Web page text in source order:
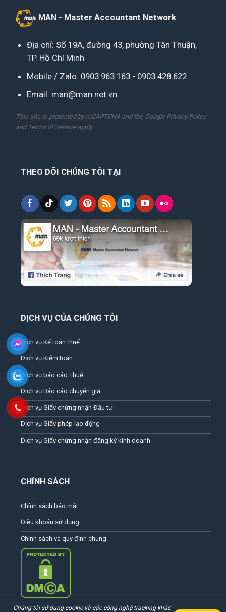
MAN - Master Accountant Network
Địa chỉ: Số 19A, đường 43, phường Tân Thuận,
TP. Hồ Chí Minh
Mobile / Zalo: 0903 963 163- 0903 428 622
Email: man@man.net.vn
This site is protected by reCAPTCHA and the Google Privacy Policy
and Terms of Serviceapply.
THEO DÕI CHÚNG TÔI TẠI
DỊCH VỤ CỦA CHÚNG TÔI
Dịch vụ Kế toán thuế
Dịch vụ Kiểm toán
Dịch vụ báo cáo Thuế
Dịch vụ Báo cáo chuyển giá
Dịch vụ Giấy chứng nhận Đầu tư
Dịch vụ Giấy phép lao động
Dịch vụ Giấy chứng nhận đăng ký kinh doanh
CHÍNH SÁCH
Chính sách bảo mật
Điều khoản sử dụng
Chính sách và quy định chung
Chúng tôi sử dụng cookie và các công nghệ tracking khác